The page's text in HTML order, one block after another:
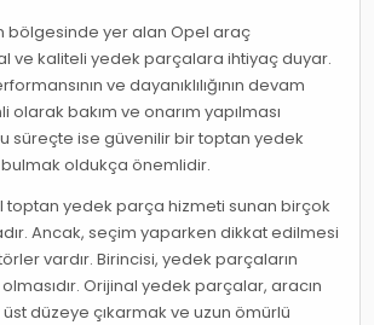
bölgesinde yer alan Opel araç
ve kaliteli yedek parçalara ihtiyaç duyar.
ve dayanıklılığının devam
olarak bakım ve onarım yapılması
süreçte ise güvenilir bir toptan yedek
oldukça önemlidir.
toptan yedek parça hizmeti sunan birçok
Ancak, seçim yaparken dikkat edilmesi
vardır. Birincisi, yedek parçaların
Orijinal yedek parçalar, aracın
üst düzeye çıkarmak ve uzun ömürlü